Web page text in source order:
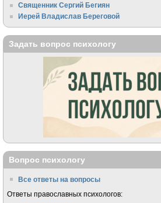
Священник Сергий Бегиян
Иерей Владислав Береговой
Задать вопрос психологу
Вопрос психологу
Все ответы на вопросы
Ответы православных психологов: